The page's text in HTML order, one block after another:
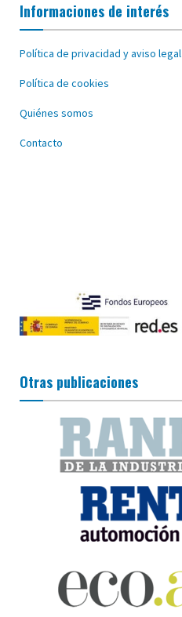
Informaciones de interés
Política de privacidad y aviso legal
Política de cookies
Quiénes somos
Contacto
Otras publicaciones